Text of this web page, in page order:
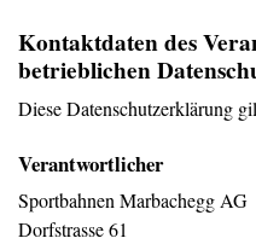
Kontaktdaten des
betrieblichen
Diese Datenschutzerklärung
Verantwortlicher
Sportbahnen Marbachegg AG
Dorfstrasse 61